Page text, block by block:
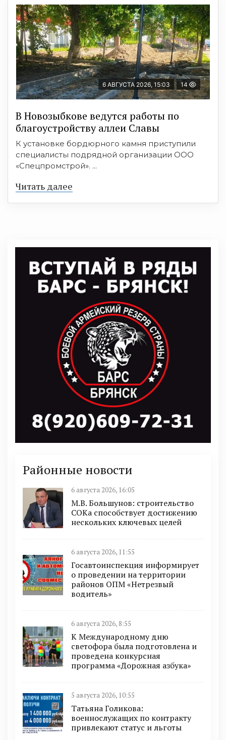
6 АВГУСТА 2026, 15:03 14
В Новозыбкове ведутся работы по
благоустройству аллеи Славы
К установке бордюрного камня приступили
специалисты подрядной организации ООО
«Спецпромстрой». ...
Читать далее
Районные новости
6 августа 2026, 16:05
М.В. Большунов: строительство
СОКа способствует достижению
нескольких ключевых целей
6 августа 2026, 11:55
Госавтоинспекция информирует
о проведении на территории
районов ОПМ «Нетрезвый
водитель»
6 августа 2026, 8:55
К Международному дню
светофора была подготовлена и
проведена конкурсная
программа «Дорожная азбука»
5 августа 2026, 10:55
Татьяна Голикова:
военнослужащих по контракту
привлекают статус и льготы